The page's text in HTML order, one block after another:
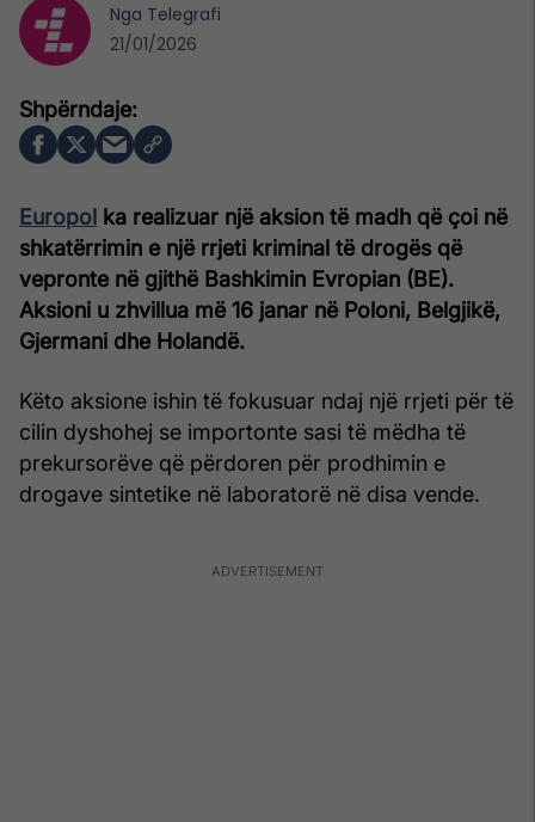
Europol ka realizuar një aksion të madh që çoi në
shkatërrimin e një rrjeti kriminal të drogës që
vepronte në gjithë Bashkimin Evropian (BE).
Aksioni u zhvillua më 16 janar në Poloni, Belgjikë,
Gjermani dhe Holandë.
Këto aksione ishin të fokusuar ndaj një rrjeti për të
cilin dyshohej se importonte sasi të mëdha të
prekursorëve që përdoren për prodhimin e
drogave sintetike në laboratorë në disa vende.
Nga Telegrafi
21/01/2026